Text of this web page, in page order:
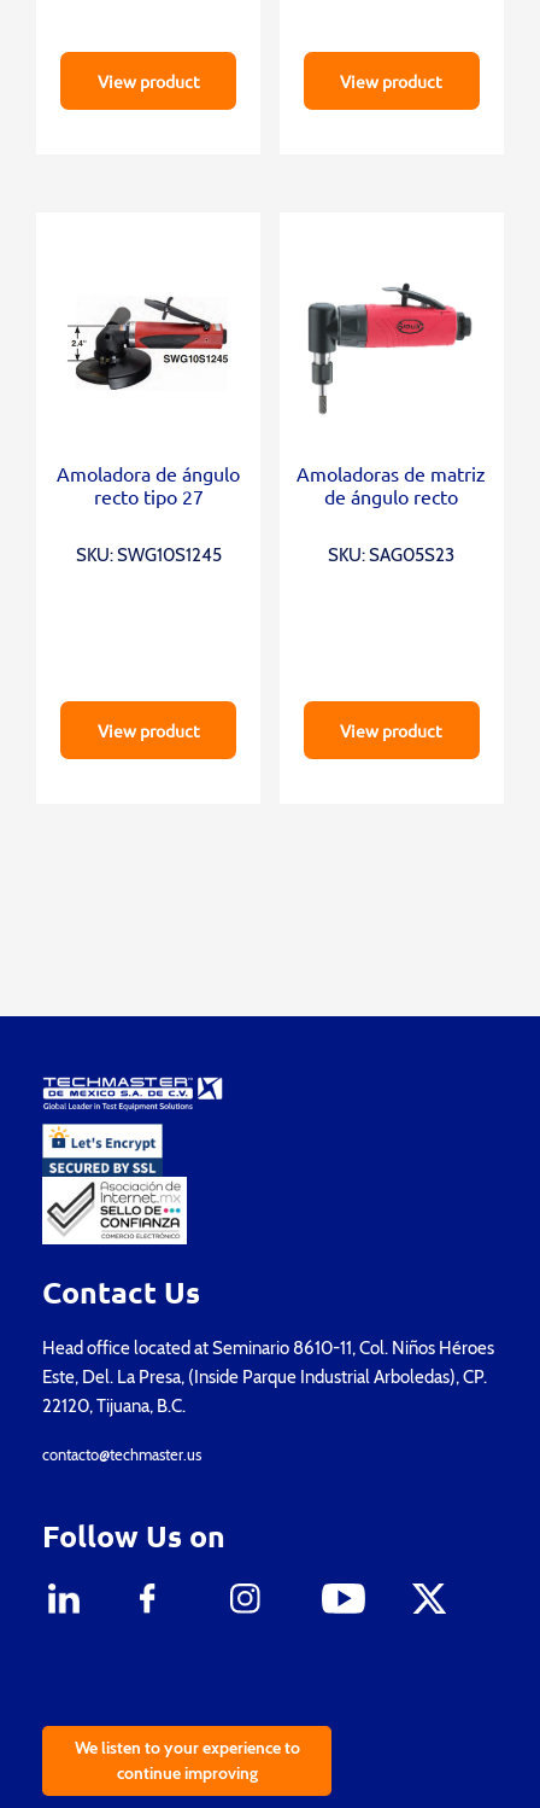
View product View product
Amoladora de ángulo
recto tipo 27
SKU: SWG10S1245
View product
Amoladoras de matriz
de ángulo recto
SKU: SAG05S23
View product
Contact Us
Head office located at Seminario 8610-11, Col. Niños Héroes
Este, Del. La Presa, (Inside Parque Industrial Arboledas), CP.
22120, Tijuana, B.C.
contacto@techmaster.us
Follow Us on
We listen to your experience to
continue improving